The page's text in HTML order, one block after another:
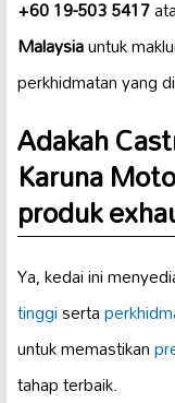
+60 19-503 5417
Malaysiauntuk
perkhidmatan yang
Adakah
Karuna
produk
Ya, kedai ini
tinggiserta
untuk memastikan
tahap terbaik.